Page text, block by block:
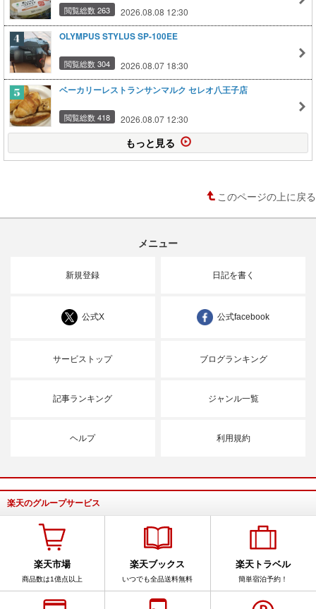
閲覧総数 263 2026.08.08 12:30
OLYMPUS STYLUS SP-100EE
閲覧総数 304 2026.08.07 18:30
ベーカリーレストランサンマルク セレオ八王子店
閲覧総数 418 2026.08.07 12:30
もっと見る
このページの上に戻る
メニュー
新規登録 日記を書く
公式X 公式facebook
サービストップ ブログランキング
記事ランキング ジャンル一覧
ヘルプ 利用規約
楽天のグループサービス
楽天市場
商品数は1億点以上
楽天ブックス
いつでも全品送料無料
楽天トラベル
簡単宿泊予約！